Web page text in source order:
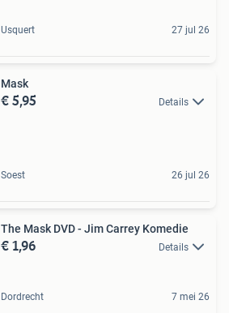
Usquert 27 jul 26
Mask
€ 5,95 Details
Soest 26 jul 26
The Mask DVD - Jim Carrey Komedie
€ 1,96 Details
Dordrecht 7 mei 26